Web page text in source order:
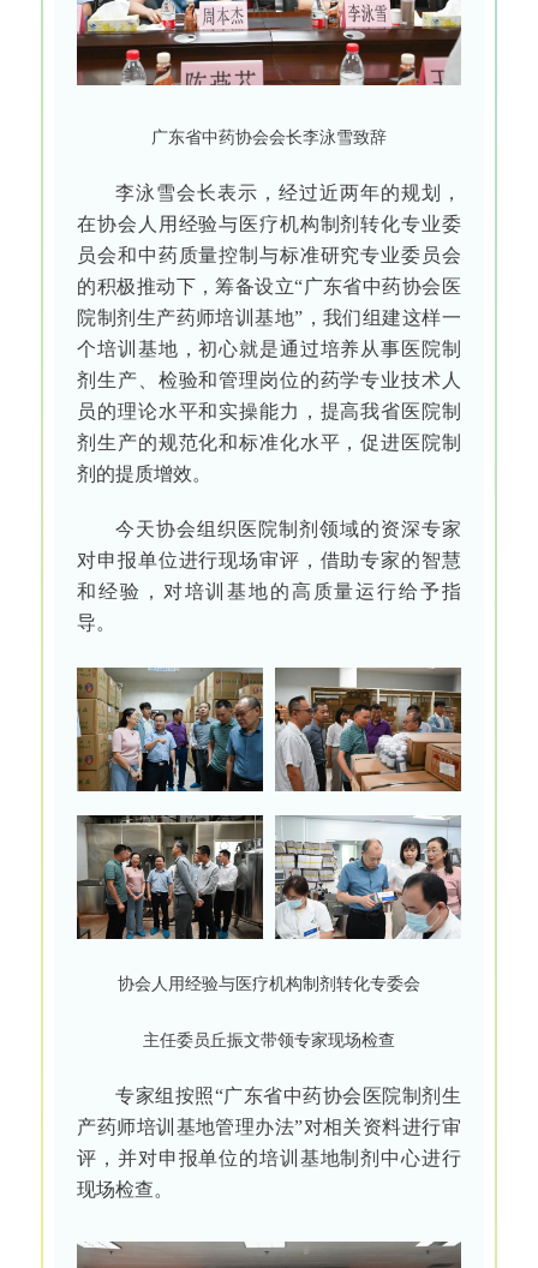
广东省中药协会会长李泳雪致辞
李泳雪会长表示，经过近两年的规划，
在协会人用经验与医疗机构制剂转化专业委
员会和中药质量控制与标准研究专业委员会
的积极推动下，筹备设立“广东省中药协会医
院制剂生产药师培训基地”，我们组建这样一
个培训基地，初心就是通过培养从事医院制
剂生产、检验和管理岗位的药学专业技术人
员的理论水平和实操能力，提高我省医院制
剂生产的规范化和标准化水平，促进医院制
剂的提质增效。
今天协会组织医院制剂领域的资深专家
对申报单位进行现场审评，借助专家的智慧
和经验，对培训基地的高质量运行给予指
导。
协会人用经验与医疗机构制剂转化专委会
主任委员丘振文带领专家现场检查
专家组按照“广东省中药协会医院制剂生
产药师培训基地管理办法”对相关资料进行审
评，并对申报单位的培训基地制剂中心进行
现场检查。